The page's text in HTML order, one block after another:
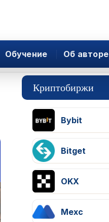
Обучение Об авторе
Криптобиржи
Bybit
Bitget
OKX
Mexc